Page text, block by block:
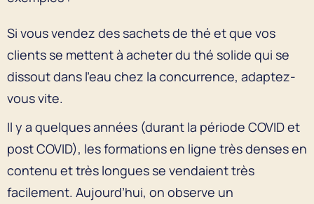
Si vous vendez des sachets de thé et que vos
clients se mettent à acheter du thé solide qui se
dissout dans l’eau chez la concurrence, adaptez-
vous vite.
Il y a quelques années (durant la période COVID et
post COVID), les formations en ligne très denses en
contenu et très longues se vendaient très
facilement. Aujourd’hui, on observe un